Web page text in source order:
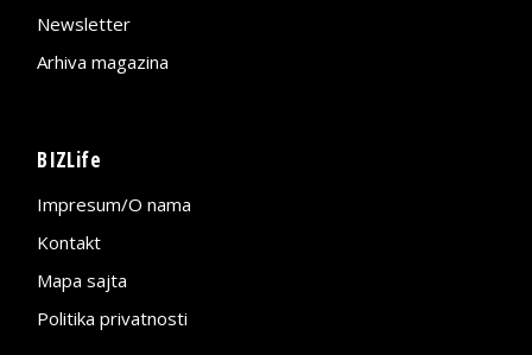
Newsletter
Arhiva magazina
BIZLife
Impresum/O nama
Kontakt
Mapa sajta
Politika privatnosti